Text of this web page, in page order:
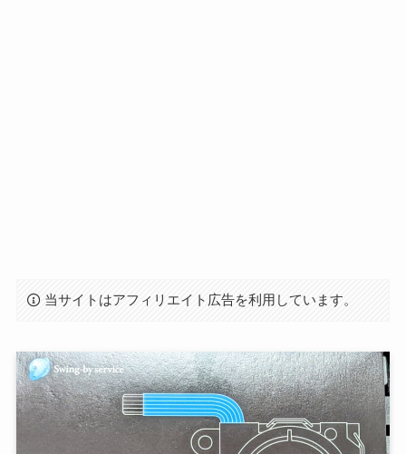
当サイトはアフィリエイト広告を利用しています。